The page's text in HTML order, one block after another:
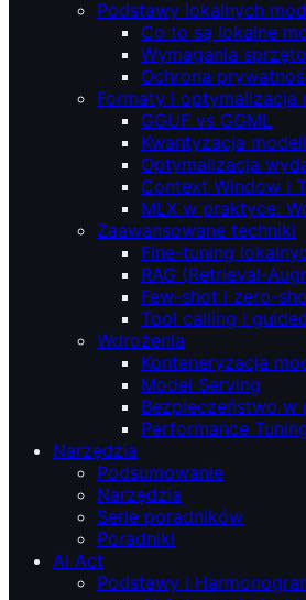
Podstawy lokalnych
Co to są lokalne
Wymagania
Ochrona
Formaty i optymalizacja
GGUF vs GGML
Kwantyzacja modeli
Optymalizacja
Context Window i
MLX w praktyce:
Zaawansowane techniki
Fine-tuning
RAG
Few-shot i zero-
Tool calling i
Wdrożenia
Konteneryzacja
Model Serving
Bezpieczeństwo w
Performance
Narzędzia
Podsumowanie
Narzędzia
Serie poradników
Poradniki
AI Act
Podstawy i